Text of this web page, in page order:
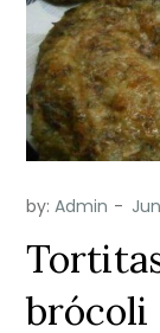
by:Admin
brócoli